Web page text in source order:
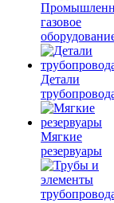
газовое
Детали
Мягкие
резервуары